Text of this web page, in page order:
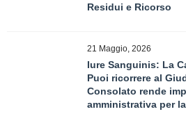
Residui e Ricorso
21 Maggio, 2026
Iure Sanguinis: La
Puoi ricorrere al
Consolato rende
amministrativa per